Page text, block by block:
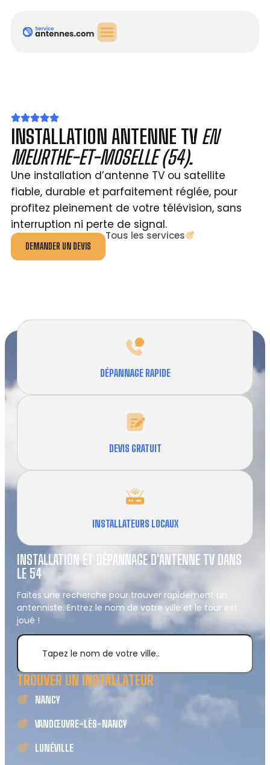
INSTALLATION ANTENNE TV EN
MEURTHE-ET-MOSELLE (54).
Une installation d’antenne TV ou satellite
fiable, durable et parfaitement réglée, pour
profitez pleinement de votre télévision, sans
interruption ni perte de signal.
DEMANDER UN DEVIS
Tous les services
DÉPANNAGE RAPIDE
DEVIS GRATUIT
INSTALLATEURS LOCAUX
INSTALLATION ET DÉPANNAGE D'ANTENNE TV DANS
LE 54
Faites une recherche pour trouver rapidement un
antenniste. Entrez le nom de votre ville et le tour est
joué !
TROUVER UN INSTALLATEUR
NANCY
VANDŒUVRE-LÈS-NANCY
LUNÉVILLE